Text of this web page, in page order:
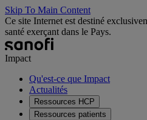
Skip To Main Content
Ce site Internet est destiné
santé exerçant dans le Pays.
Impact
Qu'est-ce que Impact
Actualités
Ressources HCP
Ressources patients